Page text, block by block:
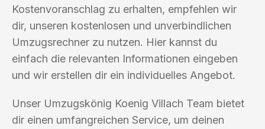
Kostenvoranschlag zu erhalten, empfehlen wir
dir, unseren kostenlosen und unverbindlichen
Umzugsrechner zu nutzen. Hier kannst du
einfach die relevanten Informationen eingeben
und wir erstellen dir ein individuelles Angebot.
Unser Umzugskönig Koenig Villach Team bietet
dir einen umfangreichen Service, um deinen